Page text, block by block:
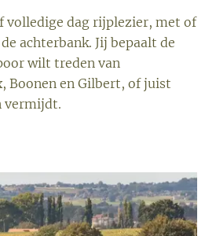
volledige dag rijplezier, met of
achterbank. Jij bepaalt de
wilt treden van
Boonen en Gilbert, of juist
vermijdt.